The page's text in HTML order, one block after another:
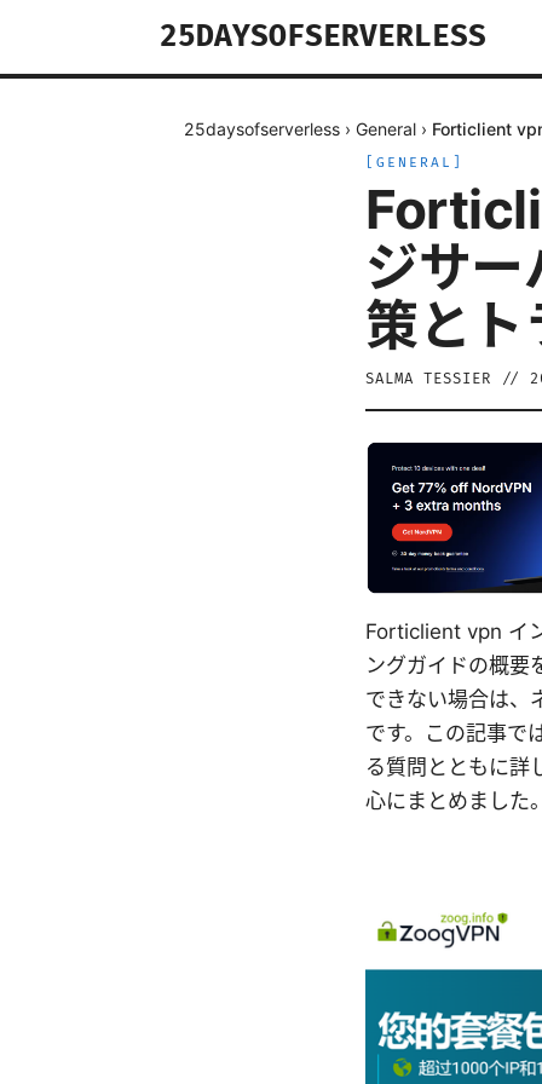
25DAYSOFSERVERLESS
25daysofserverless › General › Forticlient
GENERAL
ジサー
策とト
SALMA TESSIER //
Forticlient vpn イ
ングガイドの概要
できない場合は、
です。この記事で
る質問とともに詳
心にまとめました